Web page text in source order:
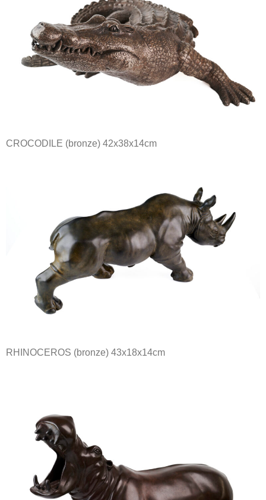
CROCODILE (bronze) 42x38x14cm
RHINOCEROS (bronze) 43x18x14cm